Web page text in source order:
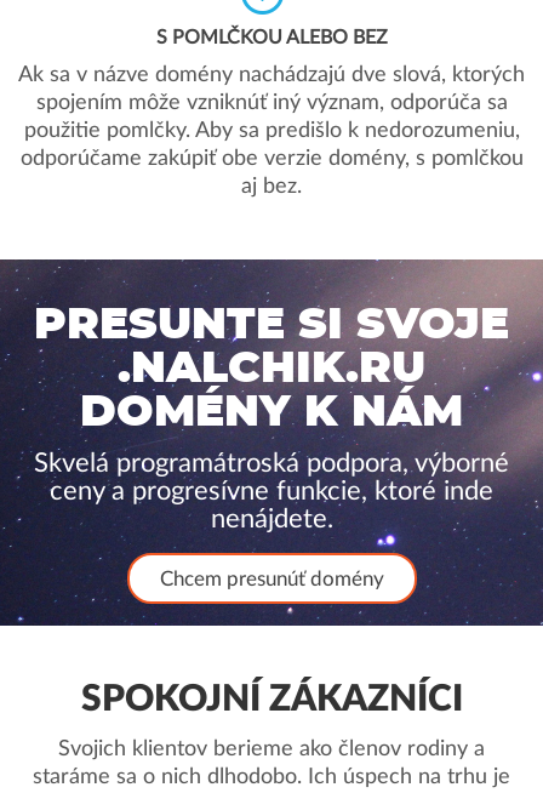
S POMLČKOU ALEBO BEZ
Ak sa v názve domény nachádzajú dve slová, ktorých
spojením môže vzniknúť iný význam, odporúča sa
použitie pomlčky. Aby sa predišlo k nedorozumeniu,
odporúčame zakúpiť obe verzie domény, s pomlčkou
aj bez.
PRESUNTE SI SVOJE
.NALCHIK.RU
DOMÉNY K NÁM
Skvelá programátroská podpora, výborné
ceny a progresívne funkcie, ktoré inde
nenájdete.
Chcem presunúť domény
SPOKOJNÍ ZÁKAZNÍCI
Svojich klientov berieme ako členov rodiny a
staráme sa o nich dlhodobo. Ich úspech na trhu je